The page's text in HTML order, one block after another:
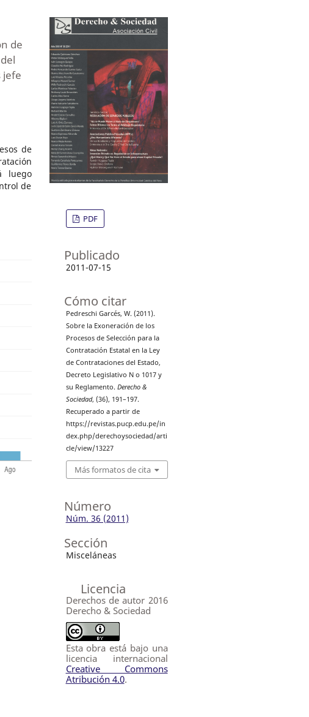
de
jefe
de
luego
de
PDF
Publicado
2011-07-15
Cómo citar
Pedreschi Garcés, W. (2011).
Sobre la Exoneración de los
Procesos de Selección para la
Contratación Estatal en la Ley
de Contrataciones del Estado,
Decreto Legislativo N o 1017 y
su Reglamento. Derecho &
Sociedad, (36), 191–197.
Recuperado a partir de
https://revistas.pucp.edu.pe/in
dex.php/derechoysociedad/arti
cle/view/13227
Más formatos de cita
Número
Núm. 36 (2011)
Sección
Misceláneas
Licencia
Derechos de autor 2016
Derecho & Sociedad
Esta obra está bajo una
licencia internacional
Creative Commons
Atribución 4.0.